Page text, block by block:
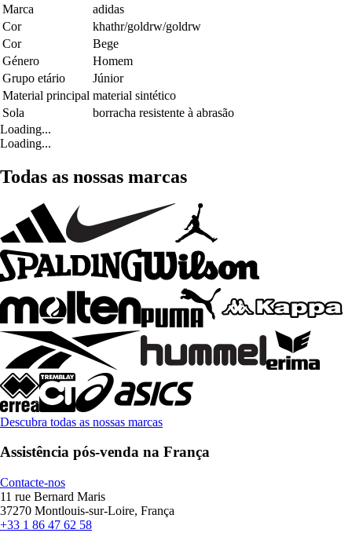
Marca
adidas
Cor
khathr/goldrw/goldrw
Cor
Bege
Género
Homem
Grupo etário
Júnior
Material principal material sintético
Sola
borracha resistente à abrasão
Loading...
Loading...
Todas as nossas marcas
Descubra todas as nossas marcas
Assistência pós-venda na França
Contacte-nos
11 rue Bernard Maris
37270 Montlouis-sur-Loire, França
+33 1 86 47 62 58